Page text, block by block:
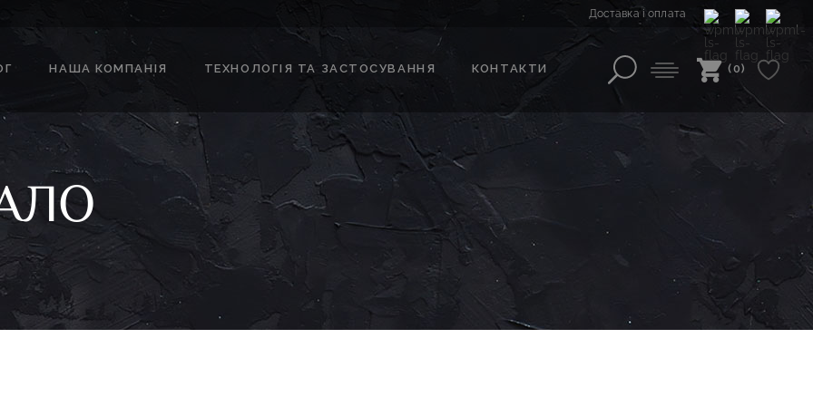
Доставка і оплата
НАША КОМПАНІЯ ТЕХНОЛОГІЯ ТА ЗАСТОСУВАННЯ КОНТАКТИ (0)